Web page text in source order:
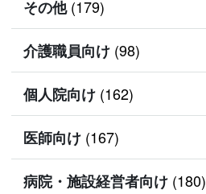
その他(179)
介護職員向け (98)
個人院向け (162)
医師向け (167)
病院・施設経営者向け (180)